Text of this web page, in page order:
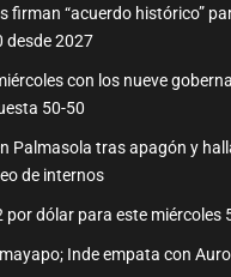
firman “acuerdo histórico”
desde 2027
con los nueve
50-50
Palmasola tras apagón y
de internos
por dólar para este miércoles
Inde empata con